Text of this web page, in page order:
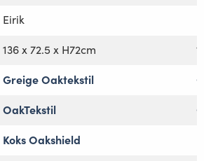
Eirik
136 x 72.5 x H72cm
Greige Oaktekstil
OakTekstil
Koks Oakshield